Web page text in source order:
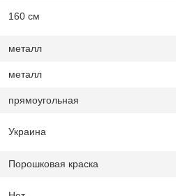
160 см
металл
металл
прямоугольная
Украина
Порошковая краска